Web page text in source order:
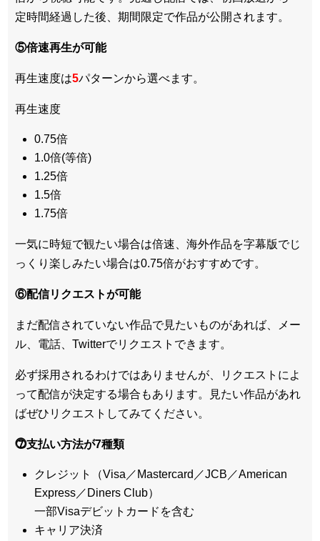
定時間経過した後、期間限定で作品が公開されます。
⑤倍速再生が可能
再生速度は5パターンから選べます。
再生速度
0.75倍
1.0倍(等倍)
1.25倍
1.5倍
1.75倍
一気に時短で観たい場合は倍速、海外作品を字幕版でじ
っくり楽しみたい場合は0.75倍がおすすめです。
⑥配信リクエストが可能
まだ配信されていない作品で見たいものがあれば、
メー
ル、電話、Twitterでリクエスト できます。
必ず採用されるわけではありませんが、リクエストによ
って配信が決定する場合もあります。見たい作品があれ
ばぜひリクエストしてみてください。
⓻支払い方法が7種類
クレジット（Visa／Mastercard／JCB／American
Express／Diners Club）
一部Visaデビットカードを含む
キャリア決済